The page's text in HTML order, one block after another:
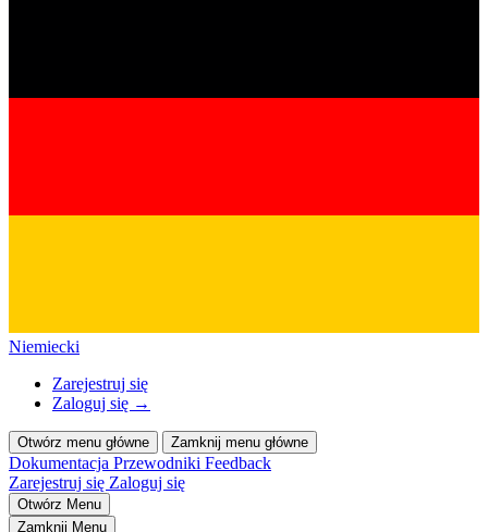
Niemiecki
Zarejestruj się
Zaloguj się →
Otwórz menu główne Zamknij menu główne
Dokumentacja Przewodniki Feedback
Zarejestruj się Zaloguj się
Otwórz Menu
Zamknij Menu